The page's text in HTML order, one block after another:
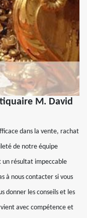
M. David
dans la vente, rachat
de notre équipe
un résultat impeccable
à nous contacter si vous
donner les conseils et les
avec compétence et